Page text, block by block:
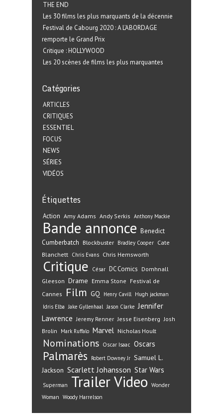
THE END
Les 30 films les plus marquants de la décennie
Festival de Cabourg 2020 : A L’ABORDAGE
remporte le Grand Prix
Critique : HOLLYWOOD
Les 20 scènes de films les plus marquantes
Catégories
ARTICLES
CRITIQUES
ESSENTIEL
FOCUS
NEWS
SÉRIES
VIDÉOS
Étiquettes
Action Amy Adams Andy Serkis Anthony Mackie
Bande annonce Benedict
Cumberbatch Blockbuster Bradley Cooper Cate
Blanchett Chris Evans Chris Hemsworth
Critique César DC Comics Domhnall
Gleeson Drame Emma Stone Festival de
Cannes
Film GQ Henry Cavill Hugh jackman
Idris Elba Jake Gyllenhaal Jason Clarke Jennifer
Lawrence Jeremy Renner Jesse Eisenberg Josh
Brolin
Mark Ruffalo Marvel Nicholas Hoult
Nominations Oscar Isaac Oscars
Palmarès Robert Downey Jr Samuel L.
Jackson Scarlett Johansson Star Wars
Superman TrailerVideo Wonder
Woman Woody Harrelson